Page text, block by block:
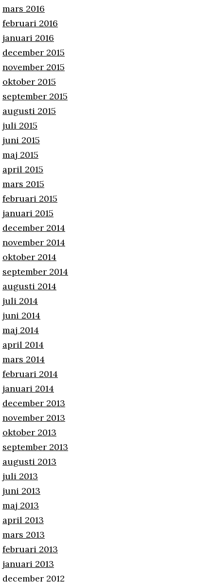
mars 2016
februari 2016
januari 2016
december 2015
november 2015
oktober 2015
september 2015
augusti 2015
juli 2015
juni 2015
maj 2015
april 2015
mars 2015
februari 2015
januari 2015
december 2014
november 2014
oktober 2014
september 2014
augusti 2014
juli 2014
juni 2014
maj 2014
april 2014
mars 2014
februari 2014
januari 2014
december 2013
november 2013
oktober 2013
september 2013
augusti 2013
juli 2013
juni 2013
maj 2013
april 2013
mars 2013
februari 2013
januari 2013
december 2012